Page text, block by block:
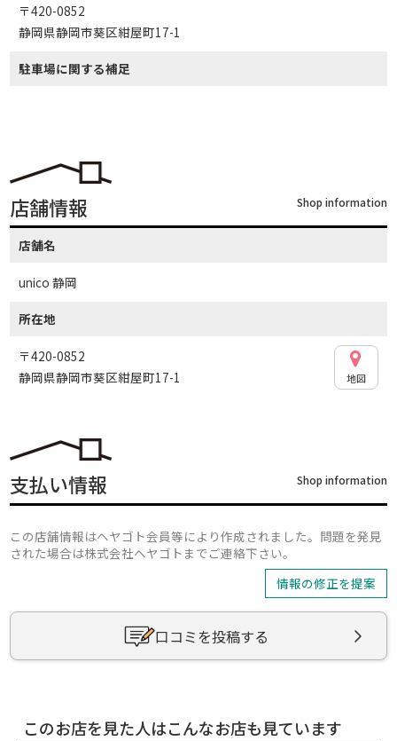
〒420-0852
静岡県静岡市葵区紺屋町17-1
駐車場に関する補足
店舗情報 Shop information
店舗名
unico 静岡
所在地
〒420-0852
静岡県静岡市葵区紺屋町17-1
地図
支払い情報 Shop information
この店舗情報はヘヤゴト会員等により作成されました。問題を発見
された場合は株式会社ヘヤゴトまでご連絡下さい。
情報の修正を提案
口コミを投稿する
このお店を見た人はこんなお店も見ています